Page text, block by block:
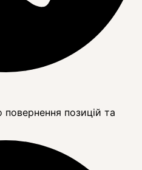
позицій та